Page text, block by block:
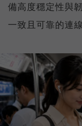
備高度穩定性與
一致且可靠的連線